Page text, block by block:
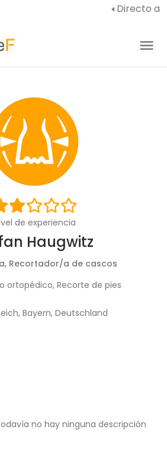
Directo a
de experiencia
Haugwitz
Recortador/a de cascos
ortopédico, Recorte de pies
Bayern, Deutschland
no hay ninguna descripción